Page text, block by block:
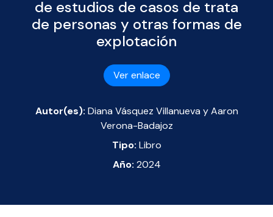
de estudios de casos de trata
de personas y otras formas de
explotación
Ver enlace
Autor(es): Diana Vásquez Villanueva y Aaron
Verona-Badajoz
Tipo: Libro
Año: 2024